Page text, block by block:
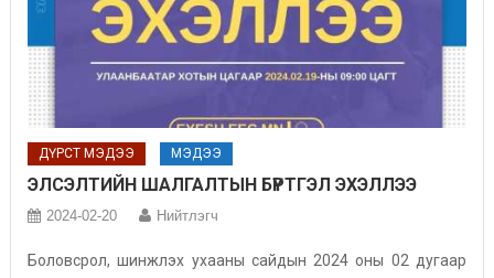
ДҮРСТ МЭДЭЭ МЭДЭЭ
ЭЛСЭЛТИЙН ШАЛГАЛТЫН БҮРТГЭЛ ЭХЭЛЛЭЭ
2024-02-20 Нийтлэгч
Боловсрол, шинжлэх ухааны сайдын 2024 оны 02 дугаар